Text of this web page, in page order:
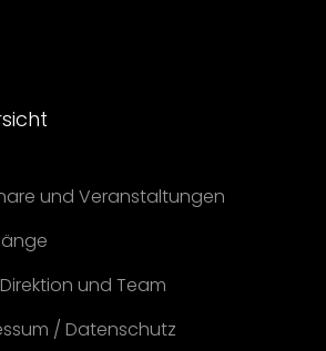
und Veranstaltungen
Direktion und Team
/ Datenschutz